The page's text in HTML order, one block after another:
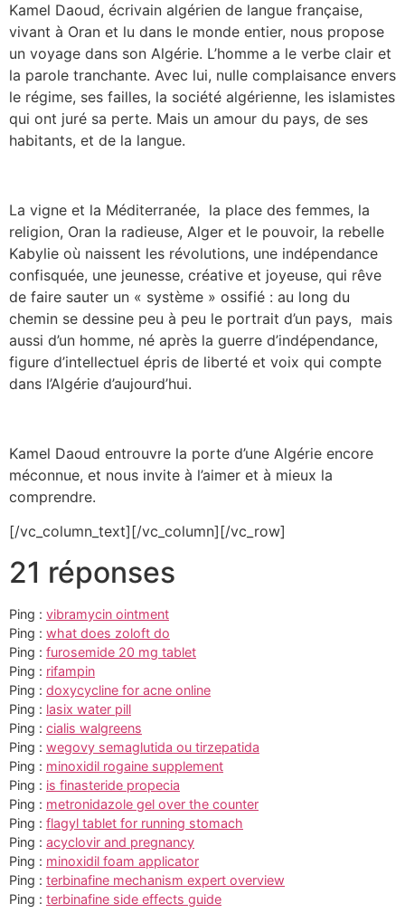
Kamel Daoud, écrivain algérien de langue française,
vivant à Oran et lu dans le monde entier, nous propose
un voyage dans son Algérie. L’homme a le verbe clair et
la parole tranchante. Avec lui, nulle complaisance envers
le régime, ses failles, la société algérienne, les islamistes
qui ont juré sa perte. Mais un amour du pays, de ses
habitants, et de la langue.
La vigne et la Méditerranée, la place des femmes, la
religion, Oran la radieuse, Alger et le pouvoir, la rebelle
Kabylie où naissent les révolutions, une indépendance
confisquée, une jeunesse, créative et joyeuse, qui rêve
de faire sauter un « système » ossifié : au long du
chemin se dessine peu à peu le portrait d’un pays, mais
aussi d’un homme, né après la guerre d’indépendance,
figure d’intellectuel épris de liberté et voix qui compte
dans l’Algérie d’aujourd’hui.
Kamel Daoud entrouvre la porte d’une Algérie encore
méconnue, et nous invite à l’aimer et à mieux la
comprendre.
[/vc_column_text][/vc_column][/vc_row]
21 réponses
Ping : vibramycin ointment
Ping : what does zoloft do
Ping : furosemide 20 mg tablet
Ping : rifampin
Ping : doxycycline for acne online
Ping : lasix water pill
Ping : cialis walgreens
Ping : wegovy semaglutida ou tirzepatida
Ping : minoxidil rogaine supplement
Ping : is finasteride propecia
Ping : metronidazole gel over the counter
Ping : flagyl tablet for running stomach
Ping : acyclovir and pregnancy
Ping : minoxidil foam applicator
Ping : terbinafine mechanism expert overview
Ping : terbinafine side effects guide